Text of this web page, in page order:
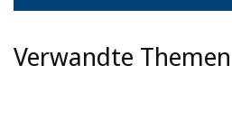
Verwandte Themen